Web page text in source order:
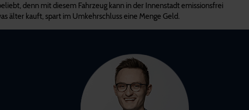
denn mit diesem Fahrzeug kann in der Innenstadt emissionsfrei
älter kauft, spart im Umkehrschluss eine Menge Geld.